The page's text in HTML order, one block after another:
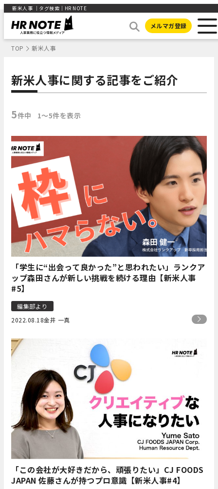
新米人事 ｜タグ検索｜HR NOTE
メルマガ登録
TOP 新米人事
新米人事に関する記事をご紹介
5件中 1〜5件を表示
「学生に“出会って良かった”と思われたい」ランクア
ップ森田さんが新しい挑戦を続ける理由【新米人事
#5】
編集部より
2022.08.18金井 一真
「この会社が大好きだから、頑張りたい」CJ FOODS
JAPAN 佐藤さんが持つプロ意識【新米人事#4】